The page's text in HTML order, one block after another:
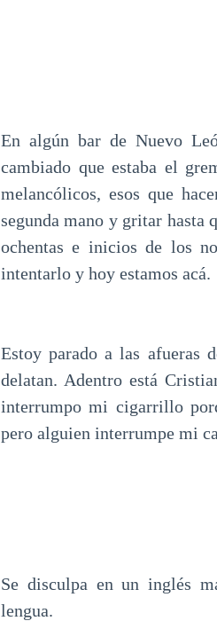
En algún bar de Nuevo
cambiado que estaba el
melancólicos, esos que
segunda mano y gritar hasta
ochentas e inicios de los
intentarlo y hoy estamos acá.
Estoy parado a las afueras
delatan. Adentro está
interrumpo mi cigarrillo
pero alguien interrumpe mi
Se disculpa en un inglés
lengua.